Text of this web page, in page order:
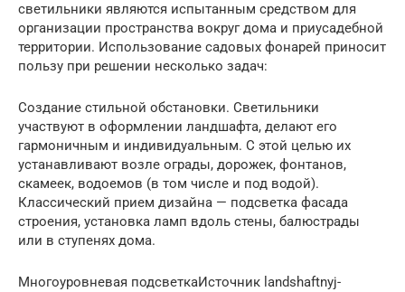
светильники являются испытанным средством для
организации пространства вокруг дома и приусадебной
территории. Использование садовых фонарей приносит
пользу при решении несколько задач:
Создание стильной обстановки. Светильники
участвуют в оформлении ландшафта, делают его
гармоничным и индивидуальным. С этой целью их
устанавливают возле ограды, дорожек, фонтанов,
скамеек, водоемов (в том числе и под водой).
Классический прием дизайна — подсветка фасада
строения, установка ламп вдоль стены, балюстрады
или в ступенях дома.
Многоуровневая подсветкаИсточник landshaftnyj-